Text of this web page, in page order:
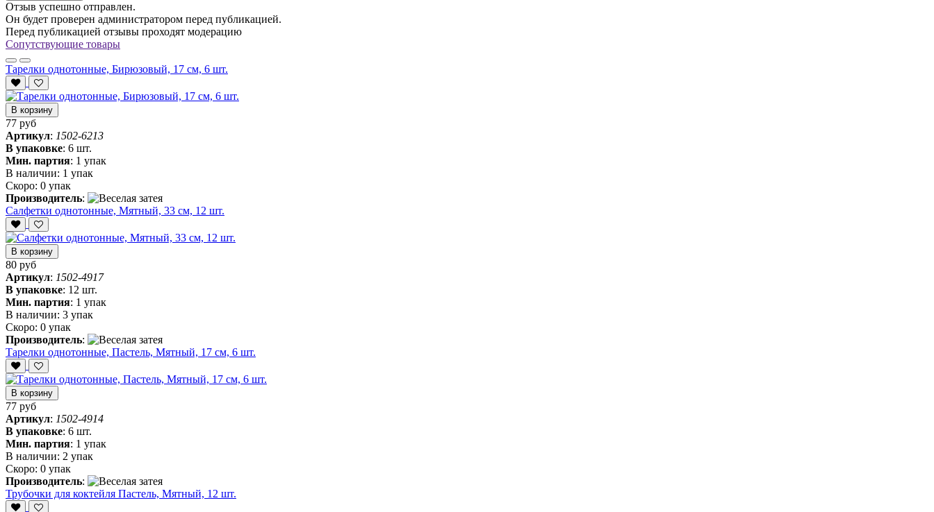
Отзыв успешно отправлен.
Он будет проверен администратором перед публикацией.
Перед публикацией отзывы проходят модерацию
Сопутствующие товары
Тарелки однотонные, Бирюзовый, 17 см, 6 шт.
В корзину
77 руб
Артикул: 1502-6213
В упаковке: 6 шт.
Мин. партия: 1 упак
В наличии: 1 упак
Скоро: 0 упак
Производитель:
Салфетки однотонные, Мятный, 33 см, 12 шт.
В корзину
80 руб
Артикул: 1502-4917
В упаковке: 12 шт.
Мин. партия: 1 упак
В наличии: 3 упак
Скоро: 0 упак
Производитель:
Тарелки однотонные, Пастель, Мятный, 17 см, 6 шт.
В корзину
77 руб
Артикул: 1502-4914
В упаковке: 6 шт.
Мин. партия: 1 упак
В наличии: 2 упак
Скоро: 0 упак
Производитель:
Трубочки для коктейля Пастель, Мятный, 12 шт.